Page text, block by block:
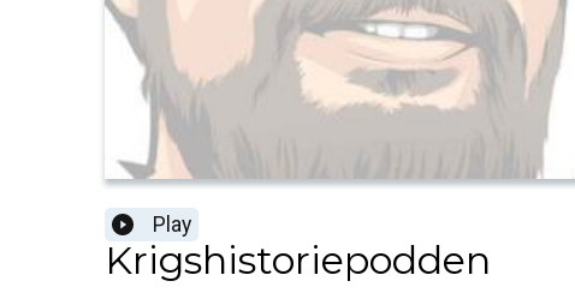
Play
Krigshistoriepodden